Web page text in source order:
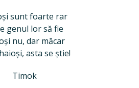
sunt foarte rar
genul lor să fie
nu, dar măcar
asta se știe!
Timok